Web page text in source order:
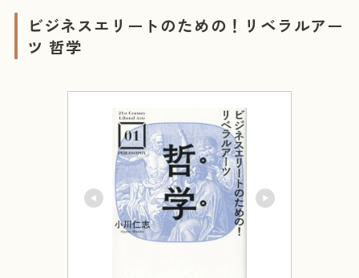
ビジネスエリートのための！リベラルアー
ツ 哲学